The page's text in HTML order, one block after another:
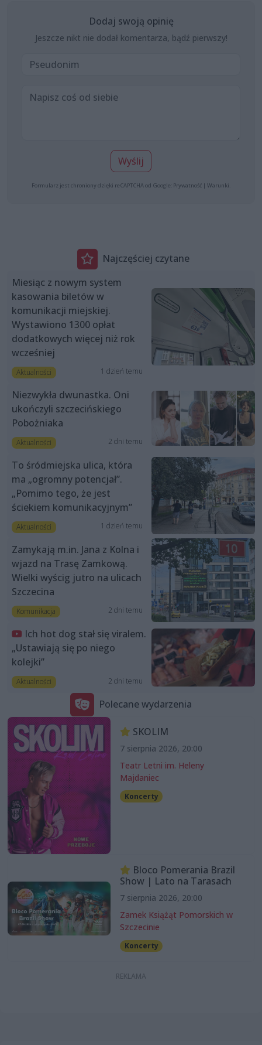
Dodaj swoją opinię
Jeszcze nikt nie dodał komentarza, bądź pierwszy!
Wyślij
Formularz jest chroniony dzięki reCAPTCHA od Google: Prywatność | Warunki
Najczęściej czytane
Miesiąc z nowym system
kasowania biletów w
komunikacji miejskiej.
Wystawiono 1300 opłat
dodatkowych więcej niż rok
wcześniej
Aktualności 1 dzień temu
Niezwykła dwunastka. Oni
ukończyli szczecińskiego
Pobożniaka
Aktualności 2 dni temu
To śródmiejska ulica, która
ma „ogromny potencjał”.
„Pomimo tego, że jest
ściekiem komunikacyjnym”
Aktualności 1 dzień temu
Zamykają m.in. Jana z Kolna i
wjazd na Trasę Zamkową.
Wielki wyścig jutro na ulicach
Szczecina
Komunikacja 2 dni temu
Ich hot dog stał się viralem.
„Ustawiają się po niego
kolejki”
Aktualności 2 dni temu
Polecane wydarzenia
SKOLIM
7 sierpnia 2026, 20:00
Teatr Letni im. Heleny
Majdaniec
Koncerty
Bloco Pomerania Brazil
Show | Lato na Tarasach
7 sierpnia 2026, 20:00
Zamek Książąt Pomorskich w
Szczecinie
Koncerty